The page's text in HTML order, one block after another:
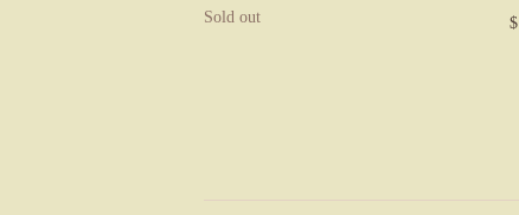
Sold out